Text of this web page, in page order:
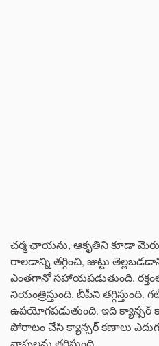
చర్మ ఛాయను, ఆకృతిని కూడా
రాలడాన్ని తగ్గించి, జుట్టు
ఎంతగానో సహాయపడుతుంది.
నియంత్రిస్తుంది. బీపీని తగ్గిస్తుంది.
ఉపయోగపడుతుంది. ఇది
పోరాటం చేసి క్యాన్సర్ కణాలు
వాపులను తగ్గిస్తుంది.